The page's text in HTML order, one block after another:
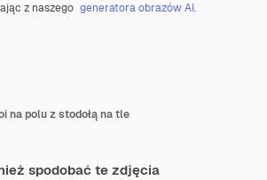
z naszego generatora obrazów AI.
na polu z stodołą na tle
spodobać te zdjęcia